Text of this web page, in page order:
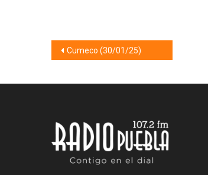
Navegación
Cumeco (30/01/25)